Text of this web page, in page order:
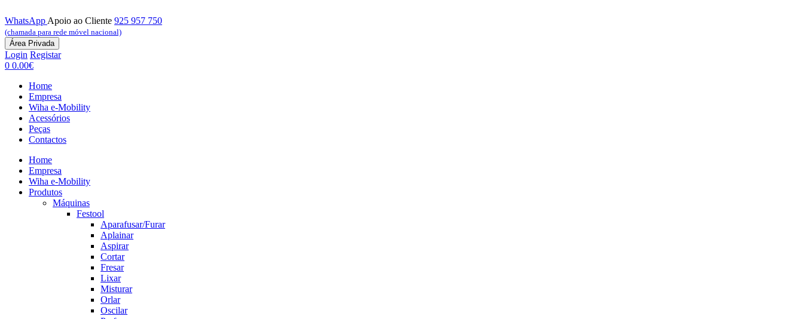
WhatsApp Apoio ao Cliente 925 957 750
(chamada para rede móvel nacional)
Área Privada
Login Registar
0 0.00€
Home
Empresa
Wiha e-Mobility
Acessórios
Peças
Contactos
Home
Empresa
Wiha e-Mobility
Produtos
Máquinas
Festool
Aparafusar/Furar
Aplainar
Aspirar
Cortar
Fresar
Lixar
Misturar
Orlar
Oscilar